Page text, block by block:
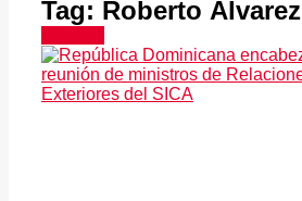
Tag: Roberto Álvarez